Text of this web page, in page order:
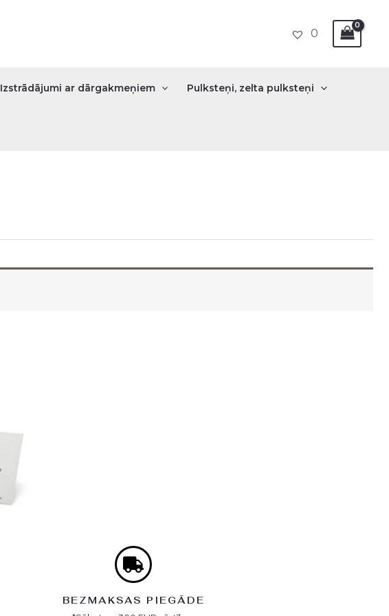
0
Izstrādājumi ar dārgakmeņiem Pulksteņi, zelta pulksteņi
BEZMAKSAS PIEGĀDE